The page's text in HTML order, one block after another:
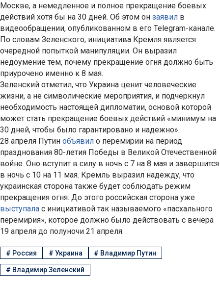
Москве, а немедленное и полное прекращение боевых
действий хотя бы на 30 дней. Об этом он заявил в
видеообращении, опубликованном в его Telegram-канале.
По словам Зеленского, инициатива Кремля является
очередной попыткой манипуляции. Он выразил
недоумение тем, почему прекращение огня должно быть
приурочено именно к 8 мая.
Зеленский отметил, что Украина ценит человеческие
жизни, а не символические мероприятия, и подчеркнул
необходимость настоящей дипломатии, основой которой
может стать прекращение боевых действий «минимум на
30 дней, чтобы было гарантировано и надежно».
28 апреля Путин объявил о перемирии на период
празднования 80-летия Победы в Великой Отечественной
войне. Оно вступит в силу в ночь с 7 на 8 мая и завершится
в ночь с 10 на 11 мая. Кремль выразил надежду, что
украинская сторона также будет соблюдать режим
прекращения огня. До этого российская сторона уже
выступала с инициативой так называемого «пасхального
перемирия», которое должно было действовать с вечера
19 апреля до полуночи 21 апреля.
# Россия # Украина # Владимир Путин
# Владимир Зеленский